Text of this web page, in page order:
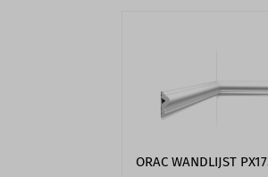
ORAC WANDLIJST